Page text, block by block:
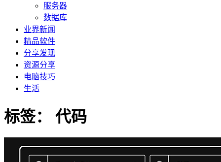
服务器
数据库
业界新闻
精品软件
分享发现
资源分享
电脑技巧
生活
标签： 代码